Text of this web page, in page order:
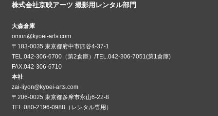
株式会社京映アーツ 撮影用レンタル部門
大森倉庫
omori@kyoei-arts.com
〒183-0035 東京都府中市四谷4-37-1
TEL.042-306-6700（第2倉庫）/TEL.042-306-7051(第1倉庫)
FAX.042-306-6710
本社
zai-liyon@kyoei-arts.com
〒206-0025 東京都多摩市永山6-22-8
TEL.080-2196-0988（レンタル専用）